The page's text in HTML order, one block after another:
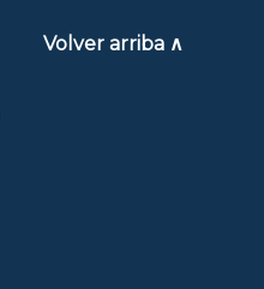
Volver arriba ∧